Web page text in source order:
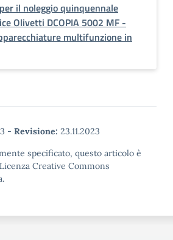
il noleggio quinquennale
Olivetti DCOPIA 5002 MF -
multifunzione in
- Revisione: 23.11.2023
specificato, questo articolo è
Creative Commons